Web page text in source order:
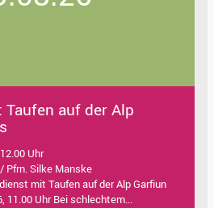
auf der Alp
Uhr
Pfrn. Silke Manske
mit Taufen auf der Alp Garfiun
11.00 Uhr Bei schlechtem...